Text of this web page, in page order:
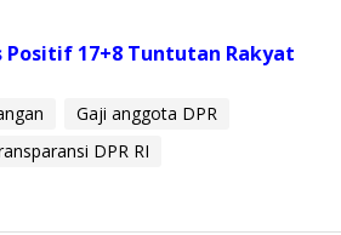
Positif 17+8 Tuntutan Rakyat
Gaji anggota DPR
DPR RI
Pendaftaran
Di Daerah, Nasional